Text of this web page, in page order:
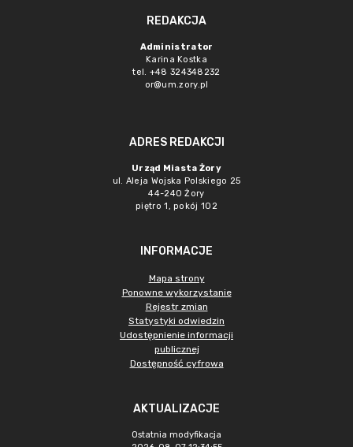
REDAKCJA
Administrator
Karina Kostka
tel. +48 324348232
or@um.zory.pl
ADRES REDAKCJI
Urząd Miasta Żory
ul. Aleja Wojska Polskiego 25
44-240 Żory
piętro 1, pokój 102
INFORMACJE
Mapa strony
Ponowne wykorzystanie
Rejestr zmian
Statystyki odwiedzin
Udostępnienie informacji
publicznej
Dostępność cyfrowa
AKTUALIZACJE
Ostatnia modyfikacja